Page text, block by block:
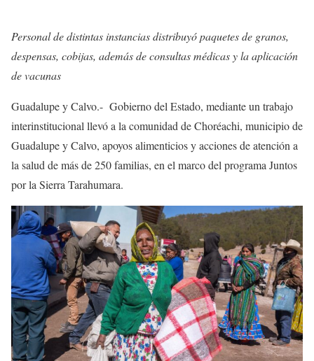
Personal de distintas instancias distribuyó paquetes de granos,
despensas, cobijas, además de consultas médicas y la aplicación
de vacunas
Guadalupe y Calvo.- Gobierno del Estado, mediante un trabajo
interinstitucional llevó a la comunidad de Choréachi, municipio de
Guadalupe y Calvo, apoyos alimenticios y acciones de atención a
la salud de más de 250 familias, en el marco del programa Juntos
por la Sierra Tarahumara.